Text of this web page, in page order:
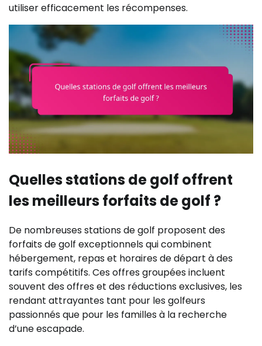
utiliser efficacement les récompenses.
Quelles stations de golf offrent
les meilleurs forfaits de golf ?
De nombreuses stations de golf proposent des
forfaits de golf exceptionnels qui combinent
hébergement, repas et horaires de départ à des
tarifs compétitifs. Ces offres groupées incluent
souvent des offres et des réductions exclusives, les
rendant attrayantes tant pour les golfeurs
passionnés que pour les familles à la recherche
d’une escapade.